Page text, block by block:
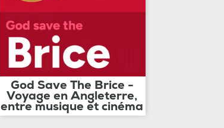
God Save The Brice -
Voyage en Angleterre,
entre musique et cinéma